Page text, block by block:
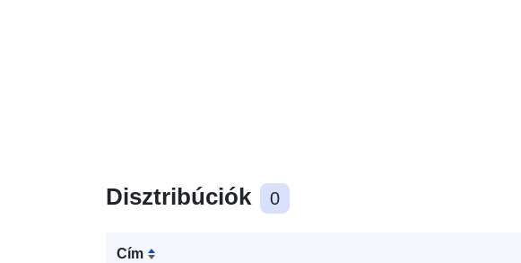
Disztribúciók 0
Cím